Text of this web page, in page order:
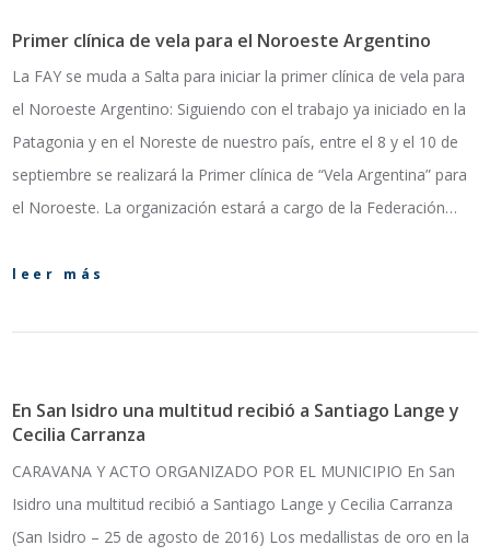
Primer clínica de vela para el Noroeste Argentino
La FAY se muda a Salta para iniciar la primer clínica de vela para
el Noroeste Argentino: Siguiendo con el trabajo ya iniciado en la
Patagonia y en el Noreste de nuestro país, entre el 8 y el 10 de
septiembre se realizará la Primer clínica de “Vela Argentina” para
el Noroeste. La organización estará a cargo de la Federación…
leer más
En San Isidro una multitud recibió a Santiago Lange y
Cecilia Carranza
CARAVANA Y ACTO ORGANIZADO POR EL MUNICIPIO En San
Isidro una multitud recibió a Santiago Lange y Cecilia Carranza
(San Isidro – 25 de agosto de 2016) Los medallistas de oro en la